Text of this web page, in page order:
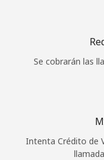
Se cobrarán las
Intenta Crédito de